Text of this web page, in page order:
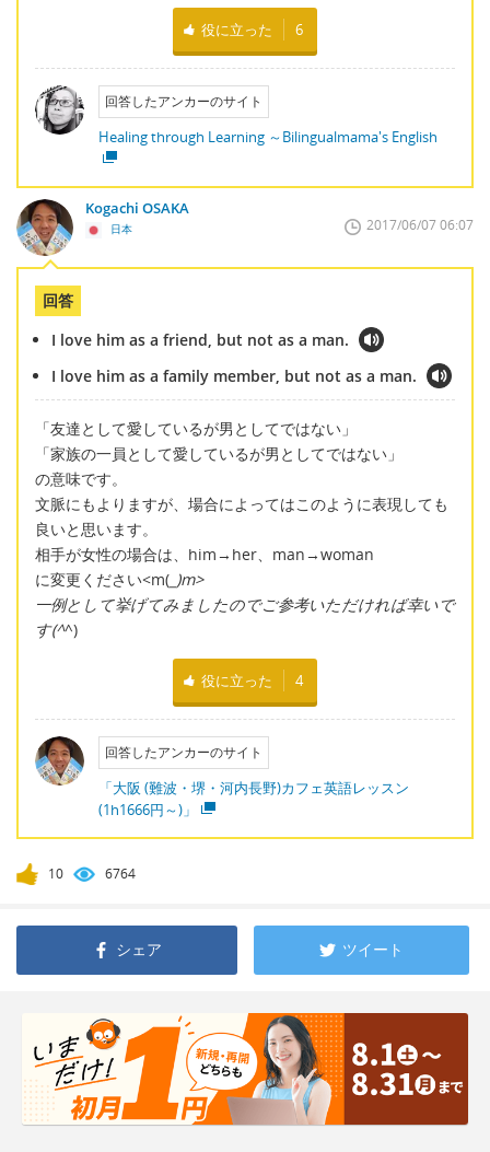
役に立った 6
回答したアンカーのサイト
Healing through Learning ～Bilingualmama's English
Kogachi OSAKA
日本 2017/06/07 06:07
回答
I love him as a friend, but not as a man.
I love him as a family member, but not as a man.
「友達として愛しているが男としてではない」
「家族の一員として愛しているが男としてではない」
の意味です。
文脈にもよりますが、場合によってはこのように表現しても
良いと思います。
相手が女性の場合は、him→her、man→woman
に変更ください<m( _)m>
一例として挙げてみましたのでご参考いただければ幸いで
す(^^)
役に立った 4
回答したアンカーのサイト
「大阪 (難波・堺・河内長野)カフェ英語レッスン
(1h1666円～)」
10 6764
シェア ツイート